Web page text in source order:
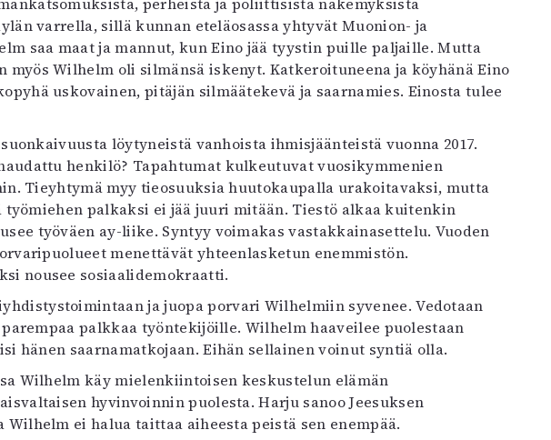
varrella, sillä kunnan eteläosassa yhtyvät Muonion- ja
saa maat ja mannut, kun Eino jää tyystin puille paljaille. Mutta
myös Wilhelm oli silmänsä iskenyt. Katkeroituneena ja köyhänä Eino
uskovainen, pitäjän silmäätekevä ja saarnamies. Einosta tulee
löytyneistä vanhoista ihmisjäänteistä vuonna 2017.
henkilö? Tapahtumat kulkeutuvat vuosikymmenien
Tieyhtymä myy tieosuuksia huutokaupalla urakoitavaksi, mutta
palkaksi ei jää juuri mitään. Tiestö alkaa kuitenkin
työväen ay-liike. Syntyy voimakas vastakkainasettelu. Vuoden
menettävät yhteenlasketun enemmistön.
nousee sosiaalidemokraatti.
ja juopa porvari Wilhelmiin syvenee. Vedotaan
palkkaa työntekijöille. Wilhelm haaveilee puolestaan
hänen saarnamatkojaan. Eihän sellainen voinut syntiä olla.
Wilhelm käy mielenkiintoisen keskustelun elämän
hyvinvoinnin puolesta. Harju sanoo Jeesuksen
ei halua taittaa aiheesta peistä sen enempää.